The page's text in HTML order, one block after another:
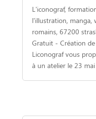
L'iconograf,
l'illustration, manga,
romains, 67200
Gratuit - Création
Liconograf vous
à un atelier le 23